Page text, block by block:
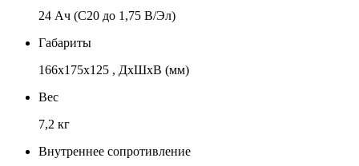
24 Ач (C20 до 1,75 В/Эл)
Габариты
166x175x125 , ДхШхВ (мм)
Вес
7,2 кг
Внутреннее сопротивление